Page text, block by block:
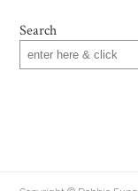
Search